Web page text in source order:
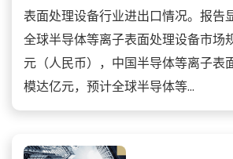
表面处理设备行业进出口情况。报告
全球半导体等离子表面处理设备市场
元（人民币），中国半导体等离子表
模达亿元，预计全球半导体等...